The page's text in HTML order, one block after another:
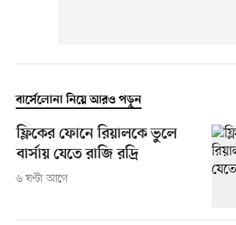
বার্সেলোনা নিয়ে আরও পড়ুন
ফ্লিকের ফোনে রিয়ালকে ভুলে
বার্সায় যেতে রাজি রদ্রি
৬ ঘণ্টা আগে